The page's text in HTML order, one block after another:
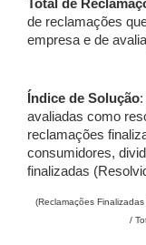
Total de
de reclamações
empresa e de
Índice de Solução
avaliadas como
reclamações
consumidores,
finalizadas
(Reclamações
/